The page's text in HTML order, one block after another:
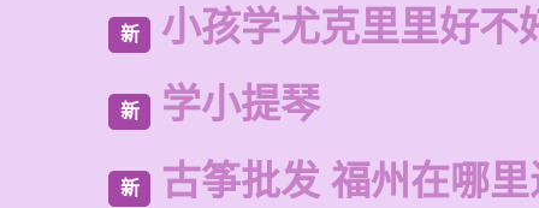
新 小孩学尤克里里好不
新 学小提琴
新 古筝批发 福州在哪